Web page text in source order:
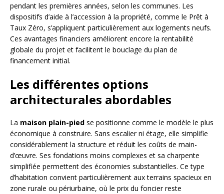
pendant les premières années, selon les communes. Les
dispositifs d’aide à l’accession à la propriété, comme le Prêt à
Taux Zéro, s’appliquent particulièrement aux logements neufs.
Ces avantages financiers améliorent encore la rentabilité
globale du projet et facilitent le bouclage du plan de
financement initial.
Les différentes options
architecturales abordables
La maison plain-pied se positionne comme le modèle le plus
économique à construire. Sans escalier ni étage, elle simplifie
considérablement la structure et réduit les coûts de main-
d’œuvre. Ses fondations moins complexes et sa charpente
simplifiée permettent des économies substantielles. Ce type
d’habitation convient particulièrement aux terrains spacieux en
zone rurale ou périurbaine, où le prix du foncier reste